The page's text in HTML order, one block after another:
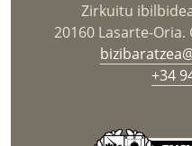
Zirkuitu
20160 Lasarte-Oria.
+34